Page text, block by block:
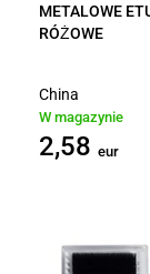
METALOWE
RÓŻOWE
China
W magazynie
2,58 eur